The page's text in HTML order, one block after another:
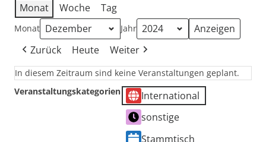
Monat Woche Tag
Monat Jahr
Zurück Heute Weiter
In diesem Zeitraum sind keine Veranstaltungen geplant.
Veranstaltungskategorien
International
sonstige
Stammtisch